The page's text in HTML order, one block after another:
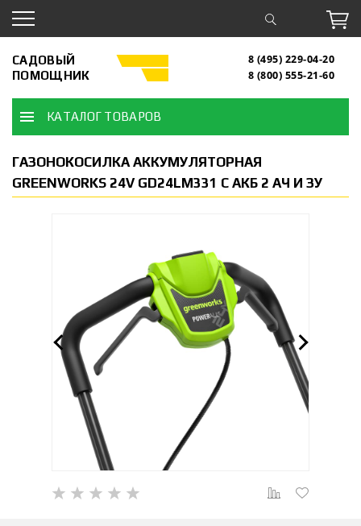
САДОВЫЙ
ПОМОЩНИК
8 (495) 229-04-20
8 (800) 555-21-60
КАТАЛОГ ТОВАРОВ
ГАЗОНОКОСИЛКА АККУМУЛЯТОРНАЯ
GREENWORKS 24V GD24LM331 С АКБ 2 АЧ И ЗУ